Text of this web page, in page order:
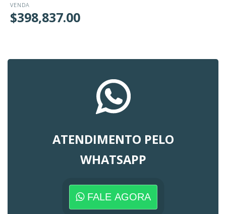
VENDA
$398,837.00
ATENDIMENTO PELO
WHATSAPP
FALE AGORA